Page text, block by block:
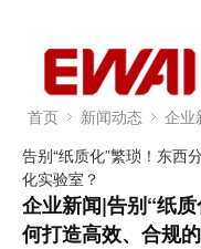
首页 新闻动态
企业
告别“纸质化”繁琐！东西
化实验室？
企业新闻|告别“纸
何打造高效、合规